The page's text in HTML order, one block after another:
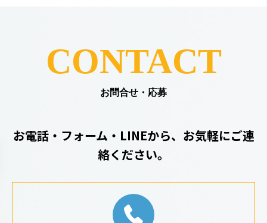
CONTACT
お問合せ・応募
お電話・フォーム・LINEから、お気軽にご連
絡ください。